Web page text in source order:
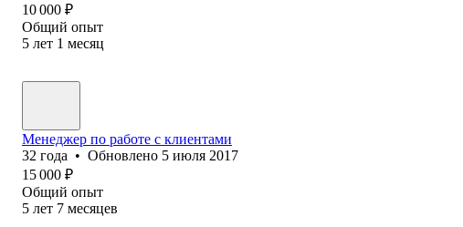
10 000 ₽
Общий опыт
5 лет 1 месяц
Менеджер по работе с клиентами
32 года • Обновлено 5 июля 2017
15 000 ₽
Общий опыт
5 лет 7 месяцев